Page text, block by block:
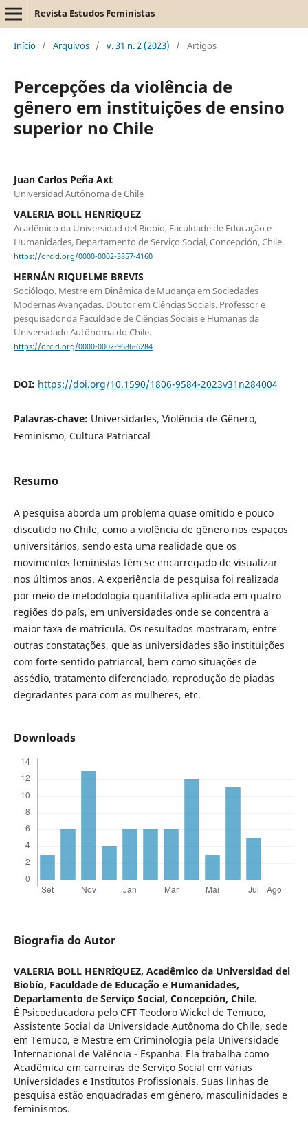
Revista Estudos Feministas
Início / Arquivos / v. 31 n. 2 (2023) / Artigos
Percepções da violência de
gênero em instituições de ensino
superior no Chile
Juan Carlos Peña Axt
Universidad Autónoma de Chile
VALERIA BOLL HENRÍQUEZ
Acadêmico da Universidad del Biobío, Faculdade de Educação e
Humanidades, Departamento de Serviço Social, Concepción, Chile.
https://orcid.org/0000-0002-3857-4160
HERNÁN RIQUELME BREVIS
Sociólogo. Mestre em Dinâmica de Mudança em Sociedades
Modernas Avançadas. Doutor em Ciências Sociais. Professor e
pesquisador da Faculdade de Ciências Sociais e Humanas da
Universidade Autônoma do Chile.
https://orcid.org/0000-0002-9686-6284
DOI: https://doi.org/10.1590/1806-9584-2023v31n284004
Palavras-chave: Universidades, Violência de Gênero,
Feminismo, Cultura Patriarcal
Resumo
A pesquisa aborda um problema quase omitido e pouco
discutido no Chile, como a violência de gênero nos espaços
universitários, sendo esta uma realidade que os
movimentos feministas têm se encarregado de visualizar
nos últimos anos. A experiência de pesquisa foi realizada
por meio de metodologia quantitativa aplicada em quatro
regiões do país, em universidades onde se concentra a
maior taxa de matrícula. Os resultados mostraram, entre
outras constatações, que as universidades são instituições
com forte sentido patriarcal, bem como situações de
assédio, tratamento diferenciado, reprodução de piadas
degradantes para com as mulheres, etc.
Downloads
Biografia do Autor
VALERIA BOLL HENRÍQUEZ, Acadêmico da Universidad del
Biobío, Faculdade de Educação e Humanidades,
Departamento de Serviço Social, Concepción, Chile.
É Psicoeducadora pelo CFT Teodoro Wickel de Temuco,
Assistente Social da Universidade Autônoma do Chile, sede
em Temuco, e Mestre em Criminologia pela Universidade
Internacional de Valência - Espanha. Ela trabalha como
Acadêmica em carreiras de Serviço Social em várias
Universidades e Institutos Profissionais. Suas linhas de
pesquisa estão enquadradas em gênero, masculinidades e
feminismos.